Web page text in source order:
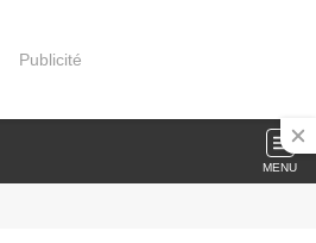
Publicité
MENU